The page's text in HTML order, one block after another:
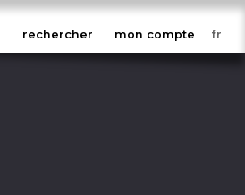
rechercher mon compte